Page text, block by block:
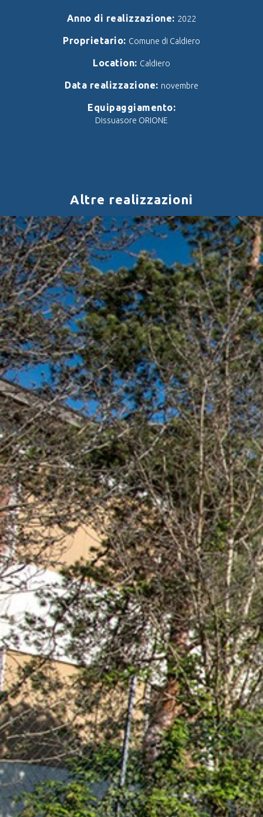
Anno di realizzazione: 2022
Proprietario: Comune di Caldiero
Location: Caldiero
Data realizzazione: novembre
Equipaggiamento:
Dissuasore ORIONE
Altre realizzazioni